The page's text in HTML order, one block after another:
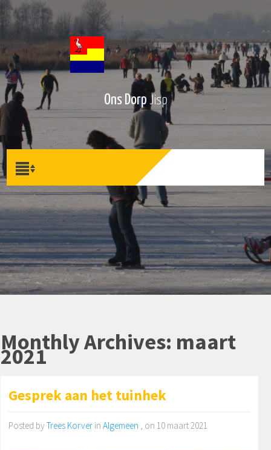
Ons Dorp Jisp
Monthly Archives: maart
2021
Gesprek aan het tuinhek
Posted by Trees Korverin Algemeen , on 10 maart 2021